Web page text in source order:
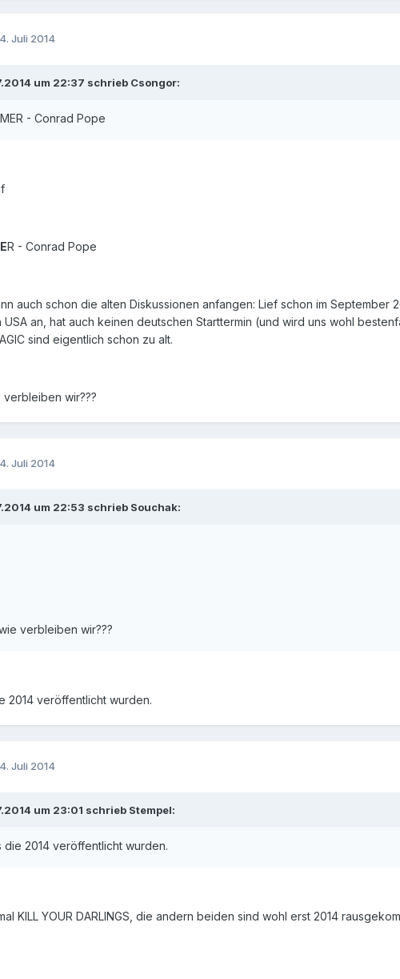
Juli 2014
um 22:37 schrieb Csongor:
- Conrad Pope
ER - Conrad Pope
auch schon die alten Diskussionen anfangen: Lief schon im September
an, hat auch keinen deutschen Starttermin (und wird uns wohl
sind eigentlich schon zu alt.
wir???
Juli 2014
um 22:53 schrieb Souchak:
verbleiben wir???
2014 veröffentlicht wurden.
Juli 2014
um 23:01 schrieb Stempel:
die 2014 veröffentlicht wurden.
KILL YOUR DARLINGS, die andern beiden sind wohl erst 2014